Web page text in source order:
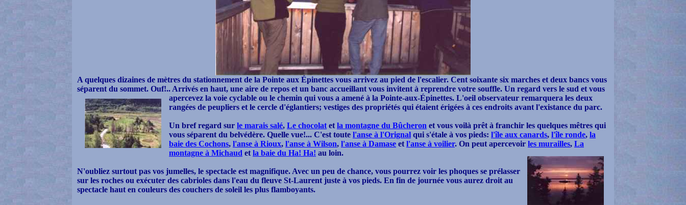
A quelques dizaines de mètres du stationnement de la Pointe aux Épinettes vous arrivez au pied de l'escalier. Cent soixante six marches et deux bancs vous
séparent du sommet. Ouf!.. Arrivés en haut, une aire de repos et un banc accueillant vous invitent à reprendre votre souffle. Un regard vers le sud et vous
apercevez la voie cyclable ou le chemin qui vous a amené à la Pointe-aux-Épinettes. L'oeil observateur remarquera les deux
rangées de peupliers et le cercle d'églantiers; vestiges des propriétés qui étaient érigées à ces endroits avant l'existance du parc.
Un bref regard sur le marais salé, Le chocolat et la montagne du Bûcheron et vous voilà prêt à franchir les quelques mêtres qui
vous séparent du belvédère. Quelle vue!... C'est toute l'anse à l'Orignal qui s'étale à vos pieds: l'île aux canards, l'île ronde, la
baie des Cochons, l'anse à Rioux, l'anse à Wilson, l'anse à Damase et l'anse à voilier. On peut apercevoir les murailles, La
montagne à Michaud et la baie du Ha! Ha! au loin.
N'oubliez surtout pas vos jumelles, le spectacle est magnifique. Avec un peu de chance, vous pourrez voir les phoques se prélasser
sur les roches ou exécuter des cabrioles dans l'eau du fleuve St-Laurent juste à vos pieds. En fin de journée vous aurez droit au
spectacle haut en couleurs des couchers de soleil les plus flamboyants.